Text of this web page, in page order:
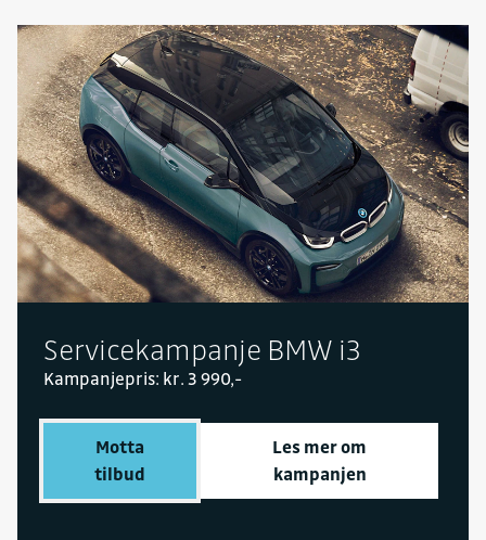
Servicekampanje BMW i3
Kampanjepris: kr. 3 990,-
Motta
tilbud
Les mer om
kampanjen